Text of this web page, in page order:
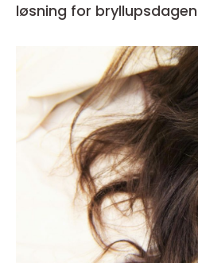
løsning for bryllupsdagen